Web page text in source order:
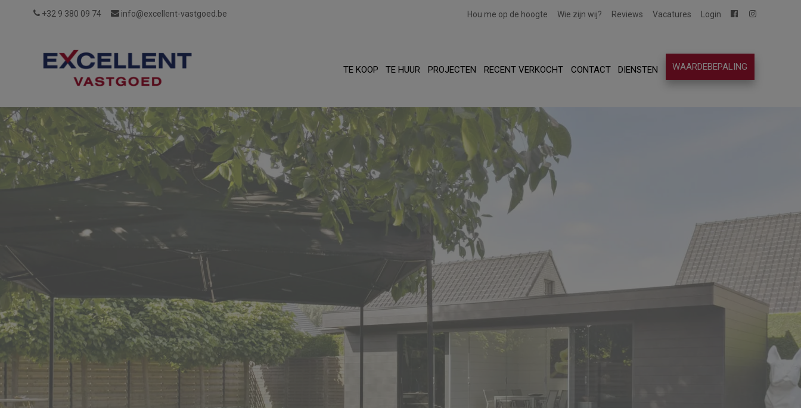
+32 9 380 09 74 info@excellent-vastgoed.be Hou me op de hoogte Wie zijn wij? Reviews Vacatures Login
TE KOOP TE HUUR PROJECTEN RECENT VERKOCHT CONTACT DIENSTEN WAARDEBEPALING
Wie Vacatures